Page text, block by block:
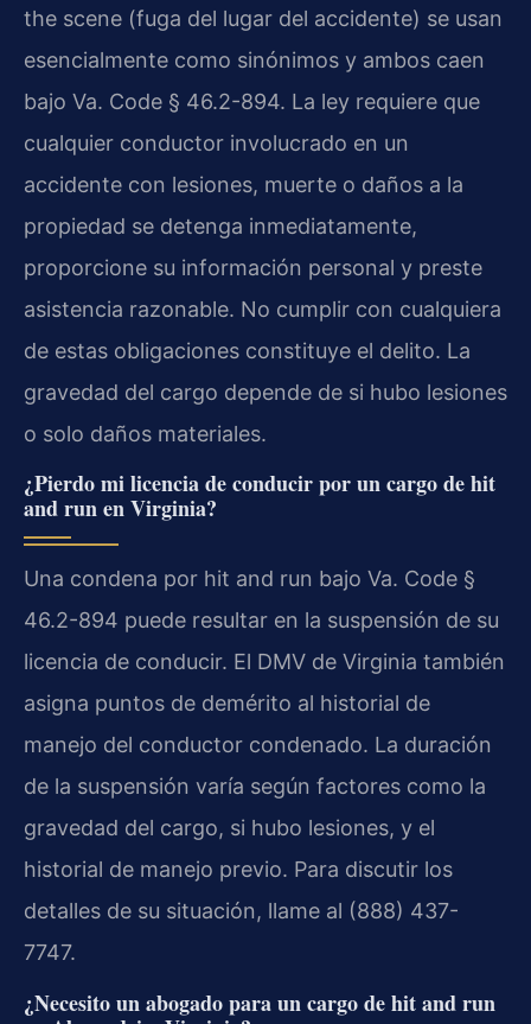
the scene (fuga del lugar del accidente) se usan
esencialmente como sinónimos y ambos caen
bajo Va. Code § 46.2-894. La ley requiere que
cualquier conductor involucrado en un
accidente con lesiones, muerte o daños a la
propiedad se detenga inmediatamente,
proporcione su información personal y preste
asistencia razonable. No cumplir con cualquiera
de estas obligaciones constituye el delito. La
gravedad del cargo depende de si hubo lesiones
o solo daños materiales.
¿Pierdo mi licencia de conducir por un cargo de hit
and run en Virginia?
Una condena por hit and run bajo Va. Code §
46.2-894 puede resultar en la suspensión de su
licencia de conducir. El DMV de Virginia también
asigna puntos de demérito al historial de
manejo del conductor condenado. La duración
de la suspensión varía según factores como la
gravedad del cargo, si hubo lesiones, y el
historial de manejo previo. Para discutir los
detalles de su situación, llame al (888) 437-
7747.
¿Necesito un abogado para un cargo de hit and run